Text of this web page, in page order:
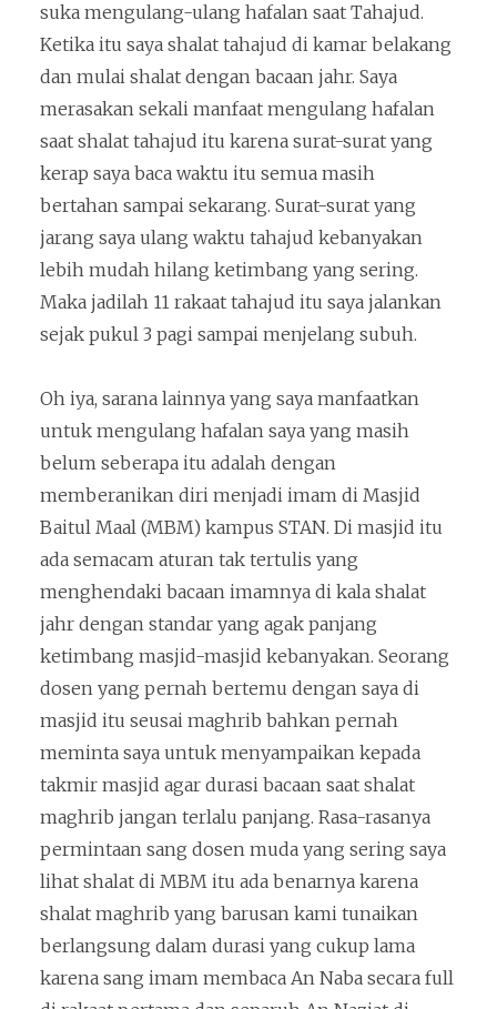
suka mengulang-ulang hafalan saat Tahajud.
Ketika itu saya shalat tahajud di kamar belakang
dan mulai shalat dengan bacaan jahr. Saya
merasakan sekali manfaat mengulang hafalan
saat shalat tahajud itu karena surat-surat yang
kerap saya baca waktu itu semua masih
bertahan sampai sekarang. Surat-surat yang
jarang saya ulang waktu tahajud kebanyakan
lebih mudah hilang ketimbang yang sering.
Maka jadilah 11 rakaat tahajud itu saya jalankan
sejak pukul 3 pagi sampai menjelang subuh.
Oh iya, sarana lainnya yang saya manfaatkan
untuk mengulang hafalan saya yang masih
belum seberapa itu adalah dengan
memberanikan diri menjadi imam di Masjid
Baitul Maal (MBM) kampus STAN. Di masjid itu
ada semacam aturan tak tertulis yang
menghendaki bacaan imamnya di kala shalat
jahr dengan standar yang agak panjang
ketimbang masjid-masjid kebanyakan. Seorang
dosen yang pernah bertemu dengan saya di
masjid itu seusai maghrib bahkan pernah
meminta saya untuk menyampaikan kepada
takmir masjid agar durasi bacaan saat shalat
maghrib jangan terlalu panjang. Rasa-rasanya
permintaan sang dosen muda yang sering saya
lihat shalat di MBM itu ada benarnya karena
shalat maghrib yang barusan kami tunaikan
berlangsung dalam durasi yang cukup lama
karena sang imam membaca An Naba secara full